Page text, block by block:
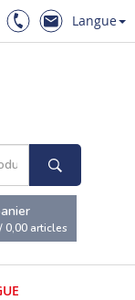
Langue
/0,00 articles